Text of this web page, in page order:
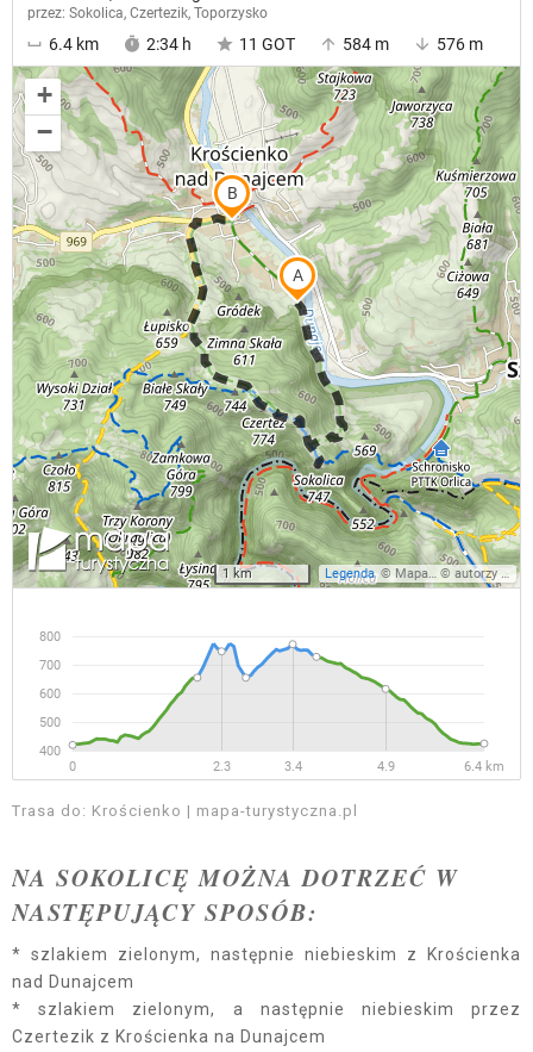
Trasa do: Krościenko | mapa-turystyczna.pl
NA SOKOLICĘ MOŻNA DOTRZEĆ W
NASTĘPUJĄCY SPOSÓB:
* szlakiem zielonym, następnie niebieskim z Krościenka
nad Dunajcem
* szlakiem zielonym, a następnie niebieskim przez
Czertezik z Krościenka na Dunajcem